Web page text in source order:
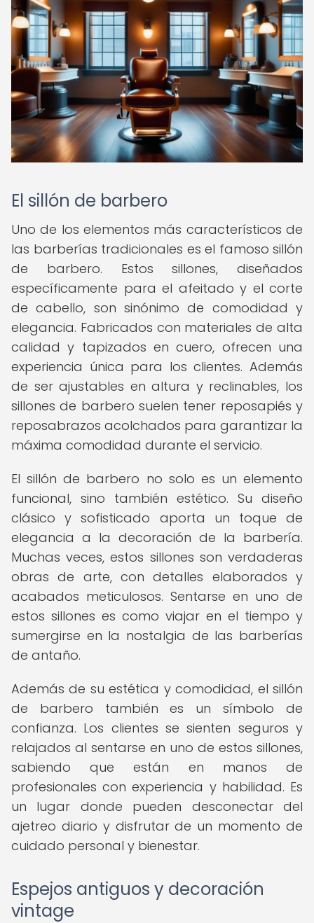
El sillón de barbero
Uno de los elementos más característicos de
las barberías tradicionales es el famoso sillón
de barbero. Estos sillones, diseñados
específicamente para el afeitado y el corte
de cabello, son sinónimo de comodidad y
elegancia. Fabricados con materiales de alta
calidad y tapizados en cuero, ofrecen una
experiencia única para los clientes. Además
de ser ajustables en altura y reclinables, los
sillones de barbero suelen tener reposapiés y
reposabrazos acolchados para garantizar la
máxima comodidad durante el servicio.
El sillón de barbero no solo es un elemento
funcional, sino también estético. Su diseño
clásico y sofisticado aporta un toque de
elegancia a la decoración de la barbería.
Muchas veces, estos sillones son verdaderas
obras de arte, con detalles elaborados y
acabados meticulosos. Sentarse en uno de
estos sillones es como viajar en el tiempo y
sumergirse en la nostalgia de las barberías
de antaño.
Además de su estética y comodidad, el sillón
de barbero también es un símbolo de
confianza. Los clientes se sienten seguros y
relajados al sentarse en uno de estos sillones,
sabiendo que están en manos de
profesionales con experiencia y habilidad. Es
un lugar donde pueden desconectar del
ajetreo diario y disfrutar de un momento de
cuidado personal y bienestar.
Espejos antiguos y decoración
vintage